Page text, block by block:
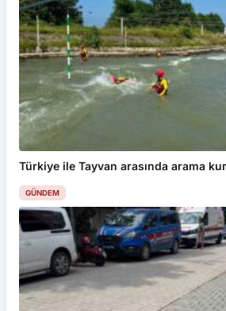
Türkiye ile Tayvan arasında arama
GÜNDEM